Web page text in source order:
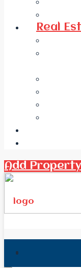
Real
Add Property